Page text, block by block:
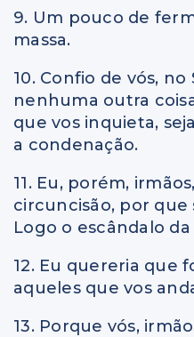
9. Um pouco de
massa.
10. Confio de vós,
nenhuma outra
que vos inquieta,
a condenação.
11. Eu, porém,
circuncisão, por que
Logo o escândalo
12. Eu quereria que
aqueles que vos
13. Porque vós,